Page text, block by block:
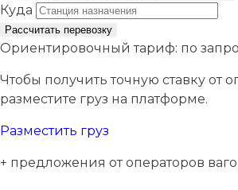
Куда
Рассчитать перевозку
Ориентировочный тариф: по
Чтобы получить точную ставку от
разместите груз на платформе.
Разместить груз
+ предложения от операторов